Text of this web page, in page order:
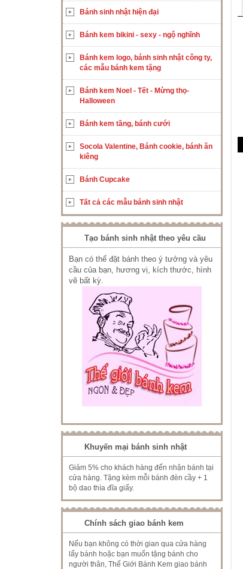
Bánh sinh nhật hiện đại
Bánh kem bikini - sexy - ngộ nghĩnh
Bánh kem logo, bánh sinh nhật công ty,
các mẫu bánh kem tặng
Bánh kem Noel - Tết - Mừng thọ-
Halloween
Bánh kem tầng, bánh cưới
Socola Valentine, Bánh cookie, bánh ăn
kiêng
Bánh Cupcake
Tất cả các mẫu bánh sinh nhật
Tạo bánh sinh nhật theo yêu cầu
Bạn có thể đặt bánh theo ý tưởng và yêu
cầu của bạn, hương vị, kích thước, hình
vẽ bất kỳ.
Khuyến mại bánh sinh nhật
Giảm 5% cho khách hàng đến nhận bánh tại
cửa hàng. Tặng kèm mỗi bánh đèn cầy + 1
bộ dao thìa đĩa giấy.
Chính sách giao bánh kem
Nếu bạn không có thời gian qua cửa hàng
lấy bánh hoặc bạn muốn tặng bánh cho
người thân, Thế Giới Bánh Kem giao bánh